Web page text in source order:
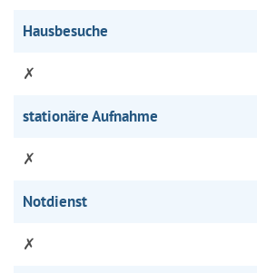
Hausbesuche
✗
stationäre Aufnahme
✗
Notdienst
✗